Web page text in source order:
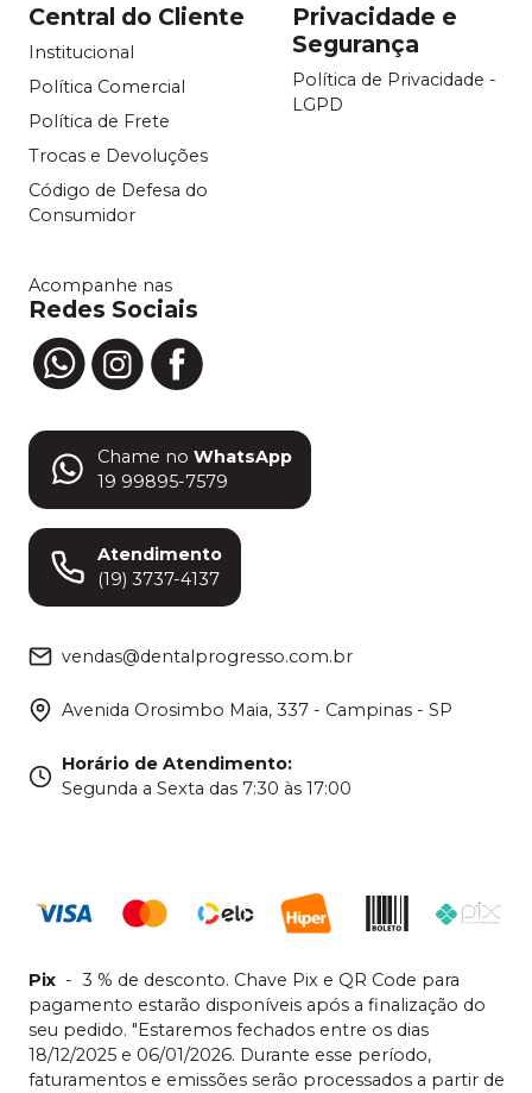
Central do Cliente
Institucional
Política Comercial
Política de Frete
Trocas e Devoluções
Código de Defesa do
Consumidor
Privacidade e
Segurança
Política de Privacidade -
LGPD
Acompanhe nas
Redes Sociais
Chame no WhatsApp
19 99895-7579
Atendimento
(19) 3737-4137
vendas@dentalprogresso.com.br
Avenida Orosimbo Maia, 337 - Campinas - SP
Horário de Atendimento:
Segunda a Sexta das 7:30 às 17:00
Pix - 3 % de desconto. Chave Pix e QR Code para
pagamento estarão disponíveis após a finalização do
seu pedido. "Estaremos fechados entre os dias
18/12/2025 e 06/01/2026. Durante esse período,
faturamentos e emissões serão processados a partir de